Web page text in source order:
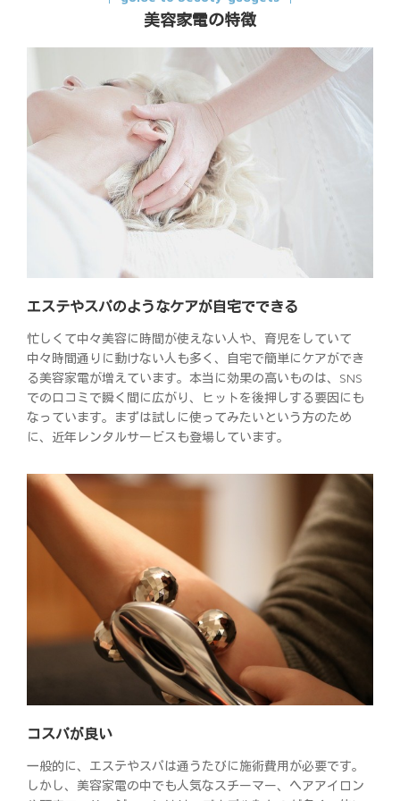
美容家電の特徴
エステやスパのようなケアが自宅でできる
忙しくて中々美容に時間が使えない人や、育児をしていて
中々時間通りに動けない人も多く、自宅で簡単にケアができ
る美容家電が増えています。本当に効果の高いものは、SNS
での口コミで瞬く間に広がり、ヒットを後押しする要因にも
なっています。まずは試しに使ってみたいという方のため
に、近年レンタルサービスも登場しています。
コスパが良い
一般的に、エステやスパは通うたびに施術費用が必要です。
しかし、美容家電の中でも人気なスチーマー、ヘアアイロン